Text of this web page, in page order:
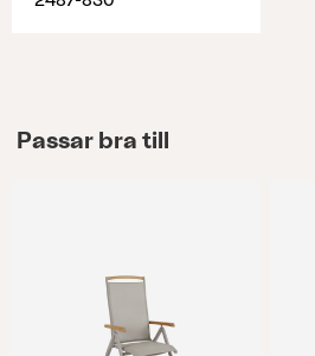
Passar bra till